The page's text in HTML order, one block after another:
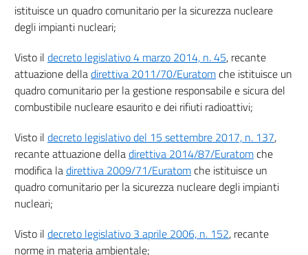
37
38
39
40
41
43
44
45
46
istituisce un quadro comunitario per la sicurezza nucleare
degli impianti nucleari;
Visto il decreto legislativo 4 marzo 2014, n. 45, recante
attuazione delladirettiva 2011/70/Euratomche istituisce un
quadro comunitario per la gestione responsabile e sicura del
combustibile nucleare esaurito e dei rifiuti radioattivi;
Visto il decreto legislativo del 15 settembre 2017, n. 137,
recante attuazione delladirettiva 2014/87/Euratomche
modifica ladirettiva 2009/71/Euratomche istituisce un
quadro comunitario per la sicurezza nucleare degli impianti
nucleari;
Visto il decreto legislativo 3 aprile 2006, n. 152, recante
norme in materia ambientale;